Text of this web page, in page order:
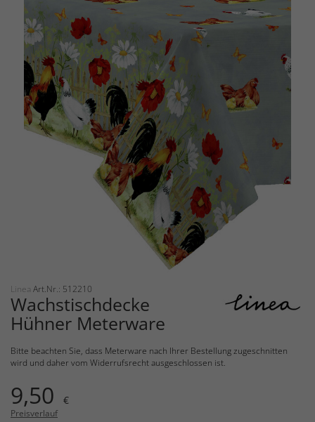
Linea Art.Nr.: 512210
Wachstischdecke
Hühner Meterware
Bitte beachten Sie, dass Meterware nach Ihrer Bestellung zugeschnitten
wird und daher vom Widerrufsrecht ausgeschlossen ist.
9,50 €
Preisverlauf